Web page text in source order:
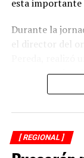
esta importante
Durante la
el director del
para supervisar
de Plan
beneficio a la
y el desarrollo
[ REGIONAL ]